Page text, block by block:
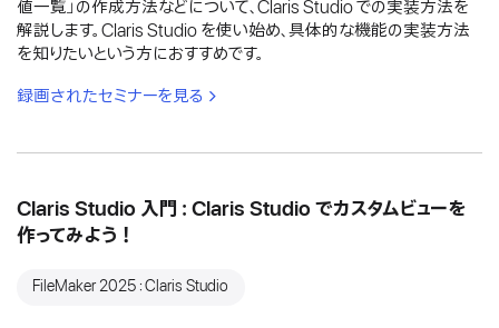
値一覧」の作成方法などについて、Claris Studio での実装方法を
解説します。Claris Studio を使い始め、具体的な機能の実装方法
を知りたいという方におすすめです。
録画されたセミナーを見る
Claris Studio 入門：Claris Studio でカスタムビューを
作ってみよう！
FileMaker 2025：Claris Studio